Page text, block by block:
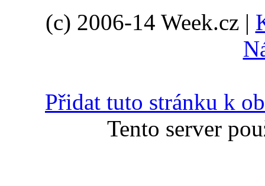
(c) 2006-14 Week.cz |
Přidat tuto stránku k
Tento server